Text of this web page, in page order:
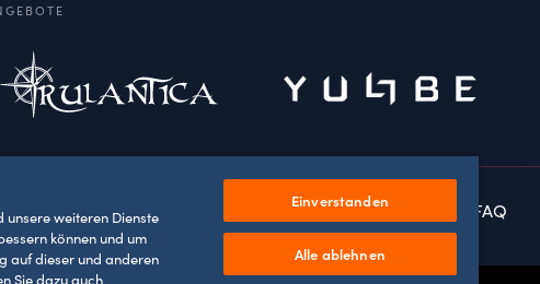
Datenschutzerklärung Barrierefreiheitserklärung FAQ
weiteren Dienste
können und um
auf dieser und anderen
Sie dazu auch
Einverstanden
Alle ablehnen